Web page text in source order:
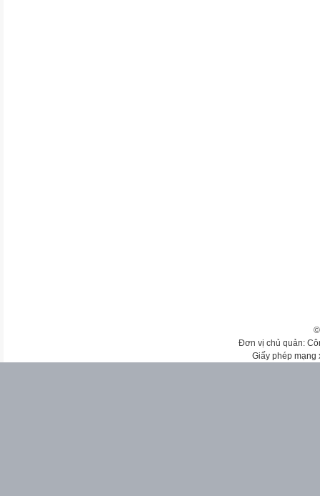
Đơn vị chủ quản:
Giấy phép mạng